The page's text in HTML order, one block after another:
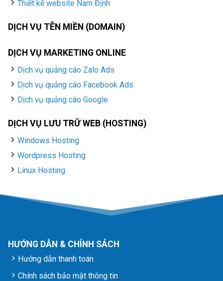
Thiết kế website Nam Định
DỊCH VỤ TÊN MIỀN (DOMAIN)
DỊCH VỤ MARKETING ONLINE
Dịch vụ quảng cáo Zalo Ads
Dịch vụ quảng cáo Facebook Ads
Dịch vụ quảng cáo Google
DỊCH VỤ LƯU TRỮ WEB (HOSTING)
Windows Hosting
Wordpress Hosting
Linux Hosting
HƯỚNG DẪN & CHÍNH SÁCH
Hướng dẫn thanh toán
Chính sách bảo mật thông tin